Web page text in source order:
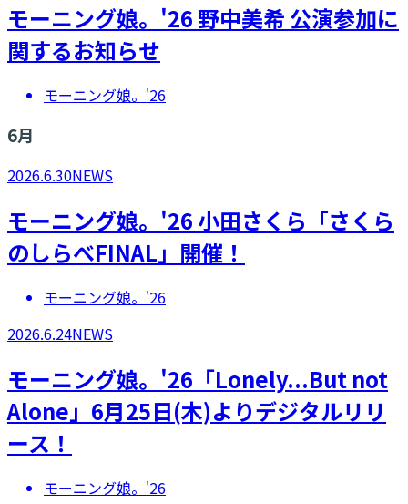
モーニング娘。'26 野中美希 公演参加に
関するお知らせ
モーニング娘。'26
6月
2026.6.30NEWS
モーニング娘。'26 小田さくら「さくら
のしらべFINAL」開催！
モーニング娘。'26
2026.6.24NEWS
モーニング娘。'26「Lonely...But not
Alone」6月25日(木)よりデジタルリリ
ース！
モーニング娘。'26